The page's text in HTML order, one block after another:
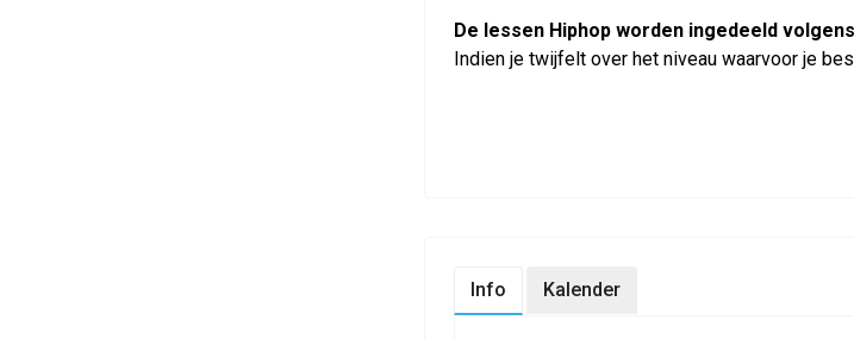
De lessen Hiphop worden ingedeeld
Indien je twijfelt over het niveau waarvoor je
Info Kalender